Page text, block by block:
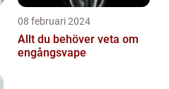
08 februari 2024
Allt du behöver veta om
engångsvape